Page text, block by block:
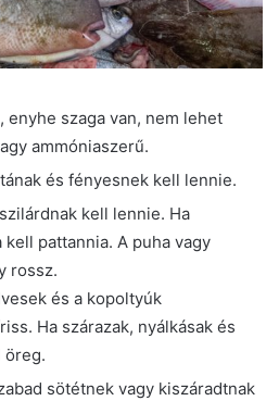
enyhe szaga van, nem lehet
ammóniaszerű.
és fényesnek kell lennie.
kell lennie. Ha
pattannia. A puha vagy
rossz.
és a kopoltyúk
Ha szárazak, nyálkásak és
öreg.
sötétnek vagy kiszáradtnak